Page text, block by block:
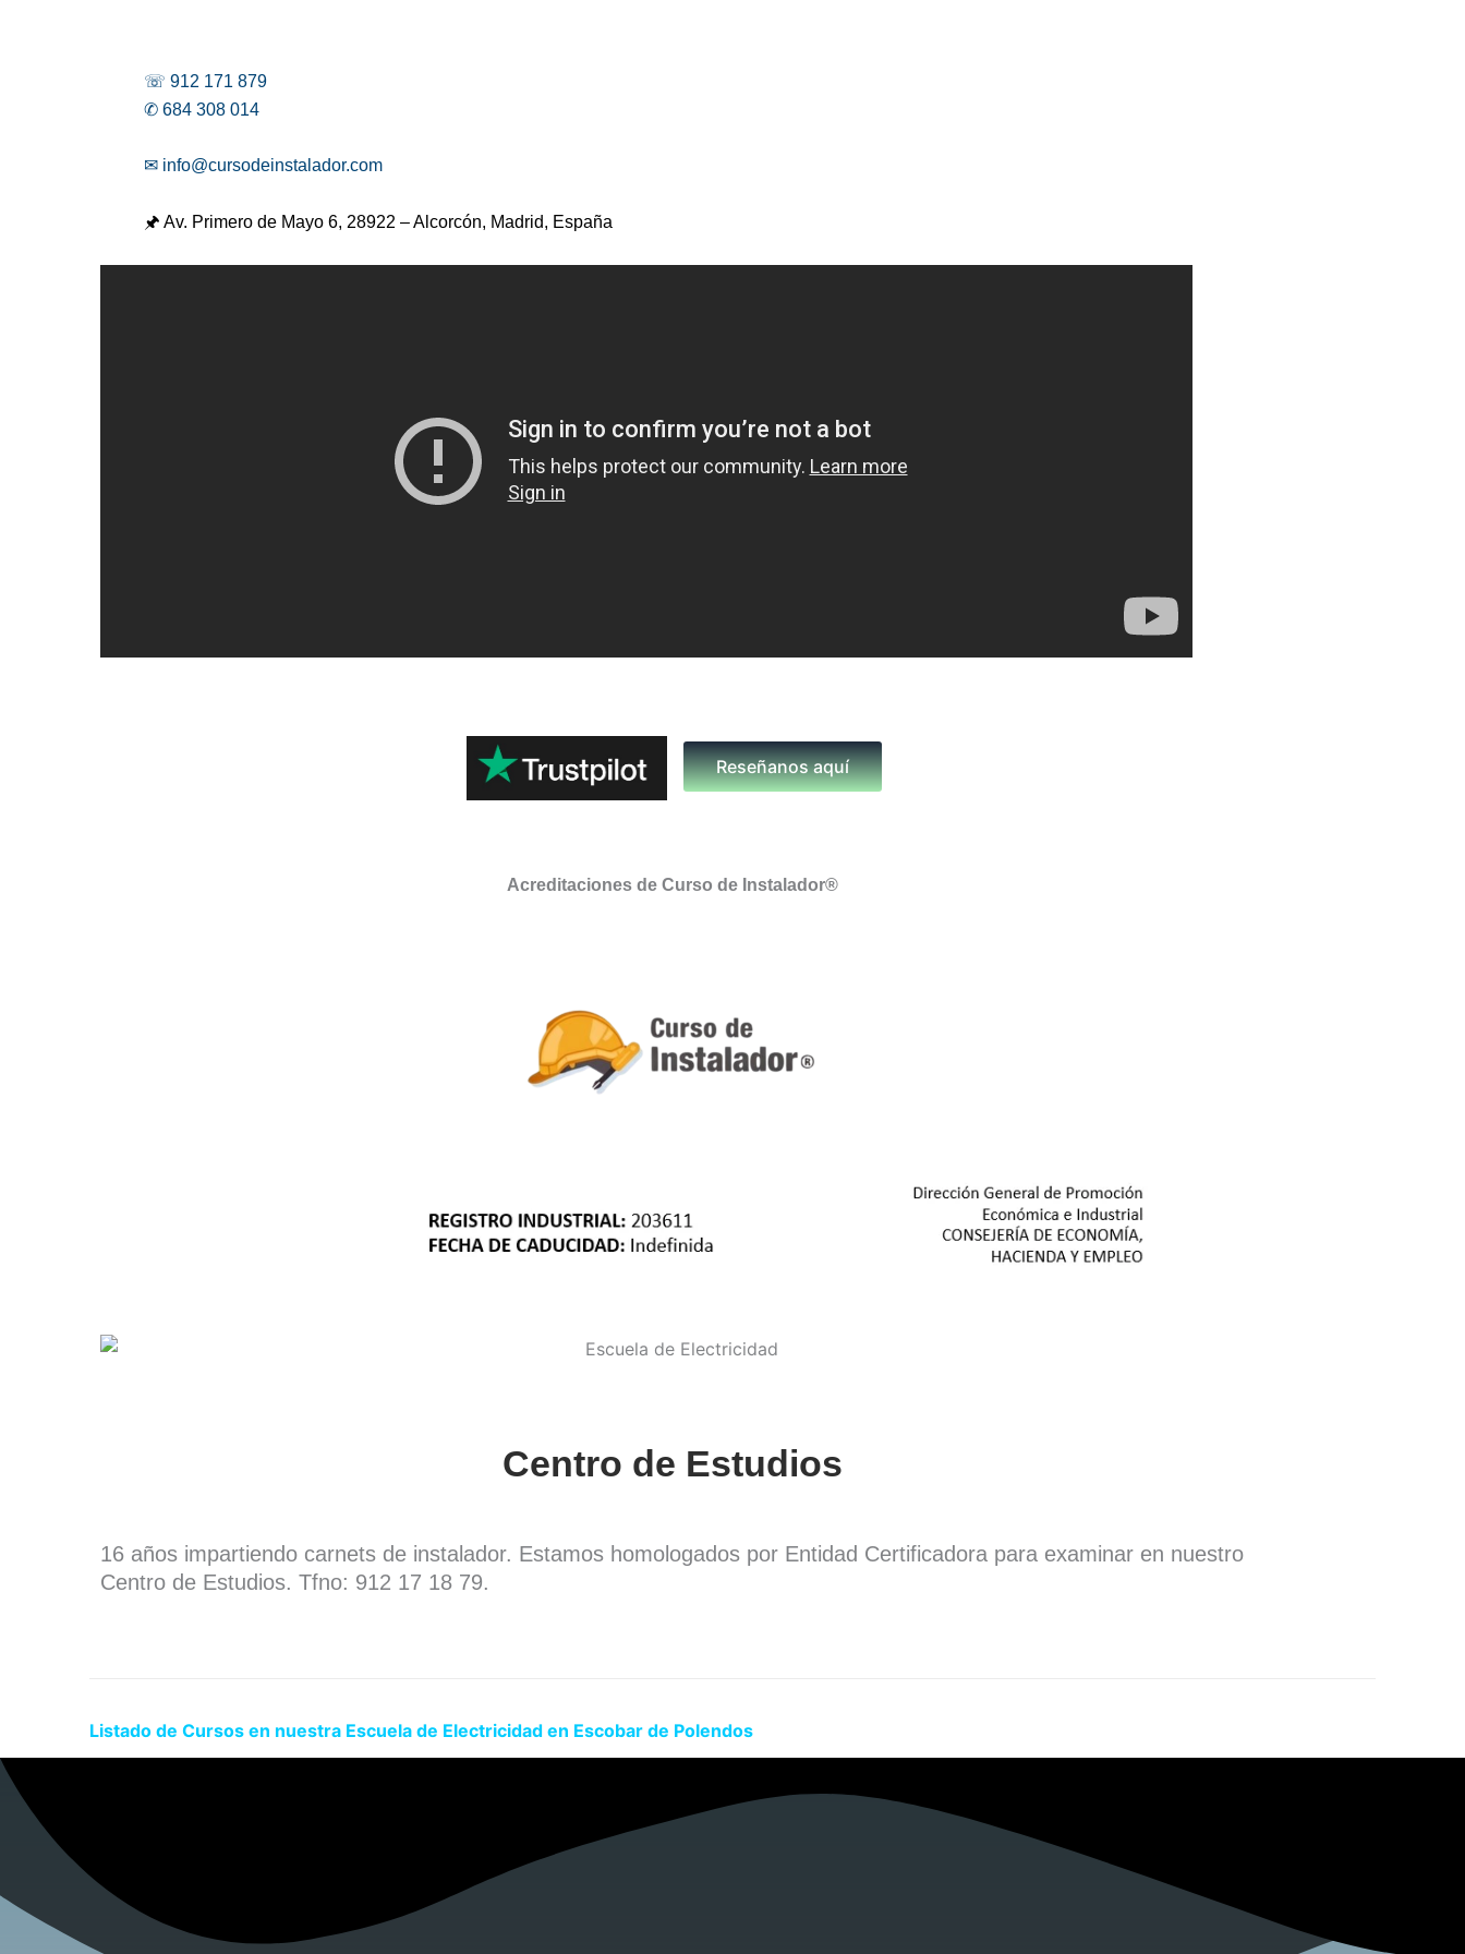
☏ 912 171 879
✆ 684 308 014
✉ info@cursodeinstalador.com
🖈 Av. Primero de Mayo 6, 28922 – Alcorcón, Madrid, España
Reseñanos aquí
Acreditaciones de Curso de Instalador®
Centro de Estudios
16 años impartiendo carnets de instalador. Estamos homologados por Entidad Certificadora para examinar en nuestro
Centro de Estudios. Tfno: 912 17 18 79.
Listado de Cursos en nuestra Escuela de Electricidad en Escobar de Polendos